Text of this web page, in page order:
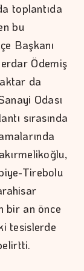
toplantıda
bu
Başkanı
Ödemiş
da
Odası
sırasında
Tirebolu
bir an önce
tesislerde